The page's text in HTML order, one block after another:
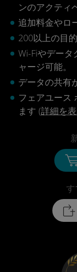
ンのアクティ
追加料金やロ
200以上の目
Wi-Fiやデー
ャージ可能。
データの共有
フェアユース
ます (詳細を
す